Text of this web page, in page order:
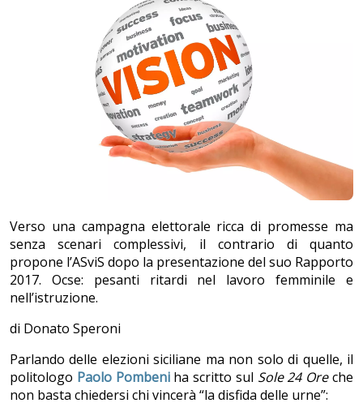
Verso una campagna elettorale ricca di promesse ma
senza scenari complessivi, il contrario di quanto
propone l’ASviS dopo la presentazione del suo Rapporto
2017. Ocse: pesanti ritardi nel lavoro femminile e
nell’istruzione.
di Donato Speroni
Parlando delle elezioni siciliane ma non solo di quelle, il
politologo Paolo Pombeniha scritto sul Sole 24 Oreche
non basta chiedersi chi vincerà “la disfida delle urne”: